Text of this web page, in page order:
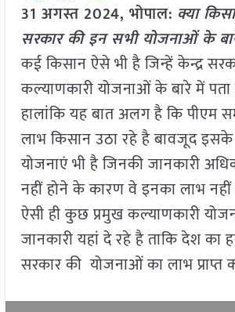
31 अगस्त 2024, भोपाल: क्या
सरकार की इन सभी योजनाओं के
कई किसान ऐसे भी है जिन्हें केन्द्र
कल्याणकारी योजनाओं के बारे में पता
हालांकि यह बात अलग है कि पीएम
लाभ किसान उठा रहे है बावजूद
योजनाएं भी है जिनकी जानकारी
नहीं होने के कारण वे इनका लाभ
ऐसी ही कुछ प्रमुख कल्याणकारी
जानकारी यहां दे रहे है ताकि देश का
सरकार की योजनाओं का लाभ प्राप्त